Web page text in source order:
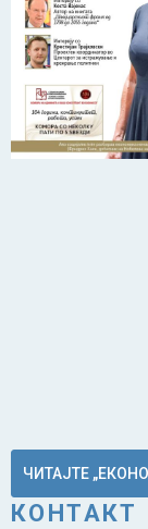
ЧИТАЈТЕ
КОНТАКТ